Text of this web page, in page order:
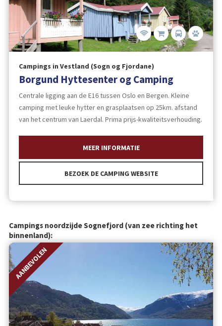
Campings in Vestland (Sogn og Fjordane)
Borgund Hyttesenter og Camping
Centrale ligging aan de E16 tussen Oslo en Bergen. Kleine
camping met leuke hytter en grasplaatsen op 25km. afstand
van het centrum van Laerdal. Prima prijs-kwaliteitsverhouding.
MEER INFORMATIE
BEZOEK DE CAMPING WEBSITE
Campings noordzijde Sognefjord (van zee richting het
binnenland):
AANBEVOLEN